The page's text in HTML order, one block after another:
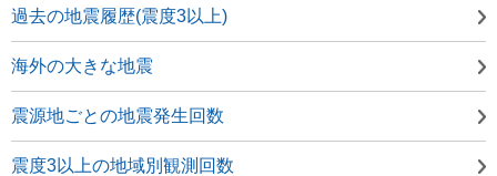
過去の地震履歴(震度3以上)
海外の大きな地震
震源地ごとの地震発生回数
震度3以上の地域別観測回数